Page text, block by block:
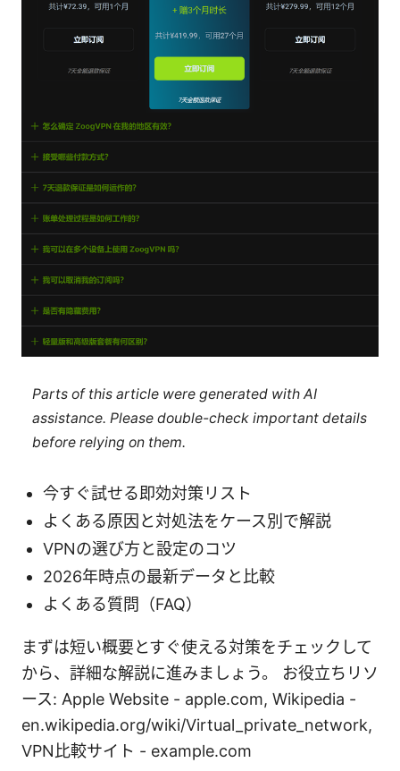
Parts of this article were generated with AI
assistance. Please double-check important details
before relying on them.
今すぐ試せる即効対策リスト
よくある原因と対処法をケース別で解説
VPNの選び方と設定のコツ
2026年時点の最新データと比較
よくある質問（FAQ）
まずは短い概要とすぐ使える対策をチェックして
から、詳細な解説に進みましょう。 お役立ちリソ
ース: Apple Website - apple.com, Wikipedia -
en.wikipedia.org/wiki/Virtual_private_network,
VPN比較サイト - example.com